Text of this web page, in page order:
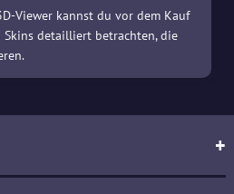
Viewer kannst du vor dem Kauf
Skins detailliert betrachten, die
+